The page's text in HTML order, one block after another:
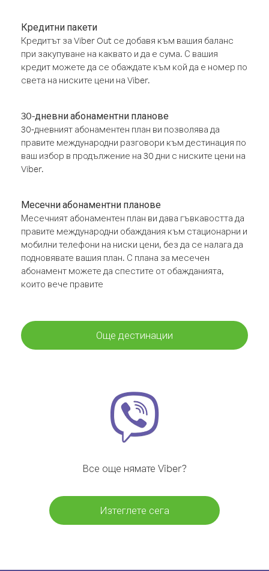
Кредитни пакети
Кредитът за Viber Out се добавя към вашия баланс
при закупуване на каквато и да е сума. С вашия
кредит можете да се обаждате към кой да е номер по
света на ниските цени на Viber.
30-дневни абонаментни планове
30-дневният абонаментен план ви позволява да
правите международни разговори към дестинация по
ваш избор в продължение на 30 дни с ниските цени на
Viber.
Месечни абонаментни планове
Месечният абонаментен план ви дава гъвкавостта да
правите международни обаждания към стационарни и
мобилни телефони на ниски цени, без да се налага да
подновявате вашия план. С плана за месечен
абонамент можете да спестите от обажданията,
които вече правите
Още дестинации
Все още нямате Viber?
Изтеглете сега